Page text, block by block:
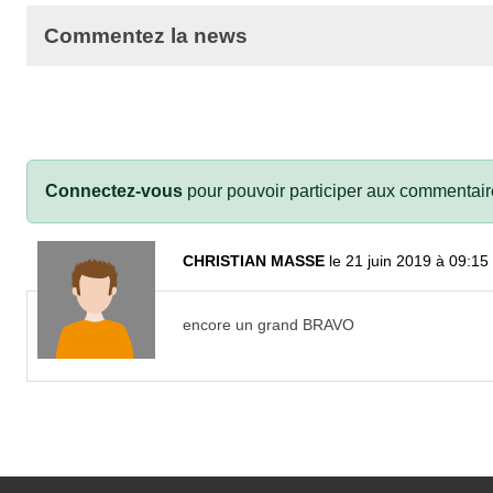
Commentez la news
Connectez-vous pour pouvoir participer aux
CHRISTIAN MASSE le 21 juin 2019 à 09:15
encore un grand BRAVO